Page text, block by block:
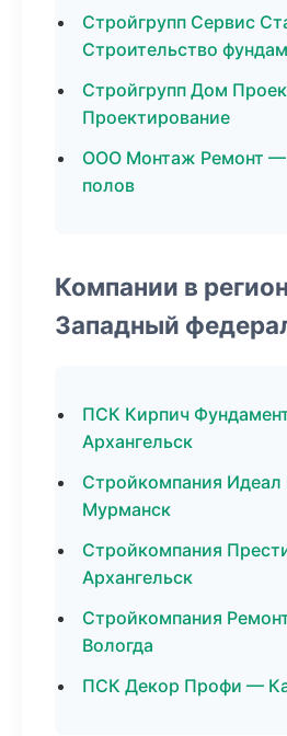
Стройгрупп Сервис
Строительство
Стройгрупп Дом
Проектирование
ООО Монтаж Ремонт —
полов
Компании в
Западный
ПСК Кирпич
Архангельск
Стройкомпания
Мурманск
Стройкомпания
Архангельск
Стройкомпания
Вологда
ПСК Декор Профи —